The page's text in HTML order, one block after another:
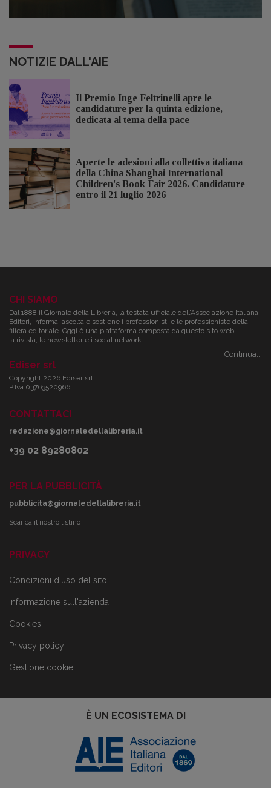
NOTIZIE DALL'AIE
Il Premio Inge Feltrinelli apre le
candidature per la quinta edizione,
dedicata al tema della pace
Aperte le adesioni alla collettiva italiana
della China Shanghai International
Children's Book Fair 2026. Candidature
entro il 21 luglio 2026
CHI SIAMO
Dal 1888 il Giornale della Libreria, la testata ufficiale dell’Associazione Italiana
Editori, informa, ascolta e sostiene i professionisti e le professioniste della
filiera editoriale. Oggi è una piattaforma composta da questo sito web,
la rivista, le newsletter e i social network.
Continua...
Ediser srl
Copyright 2026 Ediser srl
P.Iva 03763520966
CONTATTACI
redazione@giornaledellalibreria.it
+39 02 89280802
PER LA PUBBLICITÀ
pubblicita@giornaledellalibreria.it
Scarica il nostro listino
PRIVACY
Condizioni d'uso del sito
Informazione sull'azienda
Cookies
Privacy policy
Gestione cookie
È UN ECOSISTEMA DI